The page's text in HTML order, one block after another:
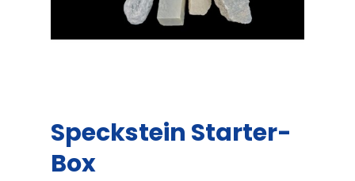
Speckstein Starter-
Box